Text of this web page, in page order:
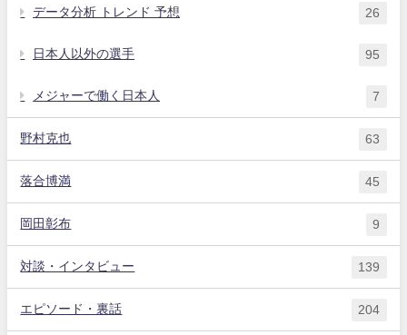
データ分析 トレンド 予想 26
日本人以外の選手 95
メジャーで働く日本人 7
野村克也 63
落合博満 45
岡田彰布 9
対談・インタビュー 139
エピソード・裏話 204